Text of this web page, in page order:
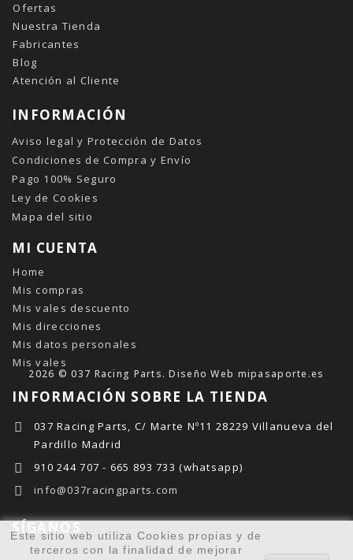
Ofertas
Nuestra Tienda
Fabricantes
Blog
Atención al Cliente
INFORMACIÓN
Aviso legal y Protección de Datos
Condiciones de Compra y Envío
Pago 100% Seguro
Ley de Cookies
Mapa del sitio
2026 © 037 Racing Parts. Diseño Web mipasaporte.es
MI CUENTA
Home
Mis compras
Mis vales descuento
Mis direcciones
Mis datos personales
Mis vales
INFORMACIÓN SOBRE LA TIENDA
037 Racing Parts, C/ Marte Nº11 28229 Villanueva del
Pardillo Madrid
910 244 707 - 665 893 733 (whatsapp)
info@037racingparts.com
SÍGANOS
Este sitio web utiliza Cookies propias y de
terceros con la finalidad de mejorar